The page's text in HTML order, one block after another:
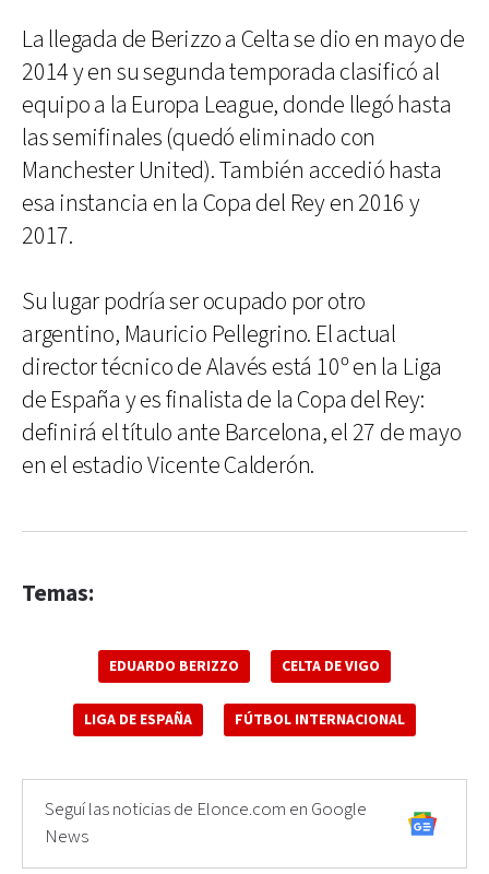
La llegada de Berizzo a Celta se dio en mayo de
2014 y en su segunda temporada clasificó al
equipo a la Europa League, donde llegó hasta
las semifinales (quedó eliminado con
Manchester United). También accedió hasta
esa instancia en la Copa del Rey en 2016 y
2017.
Su lugar podría ser ocupado por otro
argentino, Mauricio Pellegrino. El actual
director técnico de Alavés está 10º en la Liga
de España y es finalista de la Copa del Rey:
definirá el título ante Barcelona, el 27 de mayo
en el estadio Vicente Calderón.
Temas:
EDUARDO BERIZZO CELTA DE VIGO
LIGA DE ESPAÑA FÚTBOL INTERNACIONAL
Seguí las noticias de Elonce.com en Google
News